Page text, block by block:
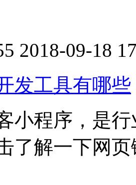
2018-09-18
发工具有哪些
小程序，是
了解一下网页